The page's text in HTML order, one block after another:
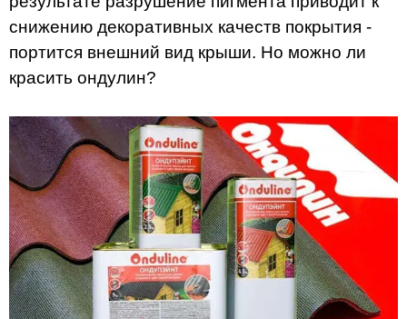
снижению декоративных качеств покрытия -
портится внешний вид крыши. Но можно ли
красить ондулин?